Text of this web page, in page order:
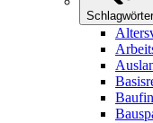
Schlagwörter